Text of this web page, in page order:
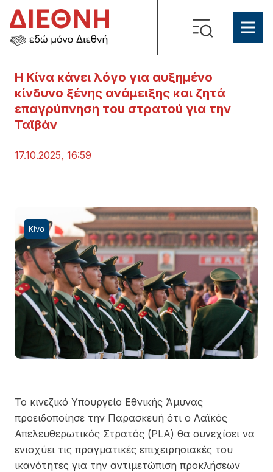
Η Κίνα κάνει λόγο για αυξημένο
κίνδυνο ξένης ανάμειξης και ζητά
επαγρύπνηση του στρατού για την
Ταϊβάν
17.10.2025, 16:59
Κίνα
Το κινεζικό Υπουργείο Εθνικής Άμυνας
προειδοποίησε την Παρασκευή ότι ο Λαϊκός
Απελευθερωτικός Στρατός (PLA) θα συνεχίσει να
ενισχύει τις πραγματικές επιχειρησιακές του
ικανότητες για την αντιμετώπιση προκλήσεων